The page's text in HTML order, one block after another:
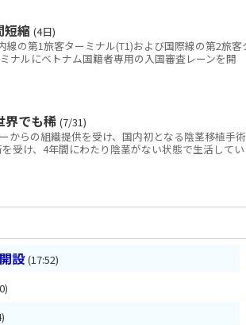
縮 (4日)
の第1旅客ターミナル(T1)および国際線の第2旅客
ナルにベトナム国籍者専用の入国審査レーンを開
界でも稀 (7/31)
らの組織提供を受け、国内初となる陰茎移植手術
受け、4年間にわたり陰茎がない状態で生活してい
設 (17:52)